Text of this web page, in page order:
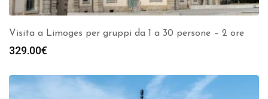
Visita a Limoges per gruppi da 1 a 30 persone – 2 ore
329.00€